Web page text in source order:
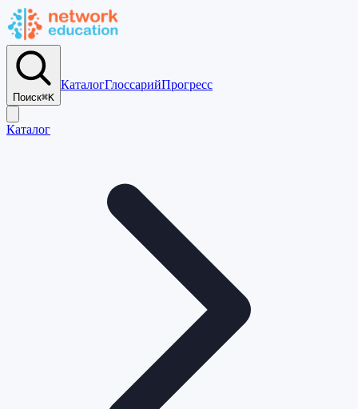
Поиск⌘K
КаталогГлоссарийПрогресс
Каталог